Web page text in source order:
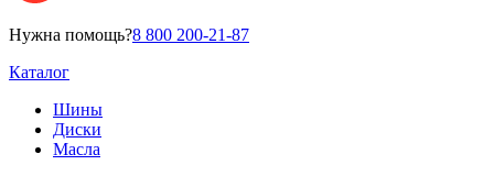
Нужна помощь?8 800 200-21-87
Каталог
Шины
Диски
Масла